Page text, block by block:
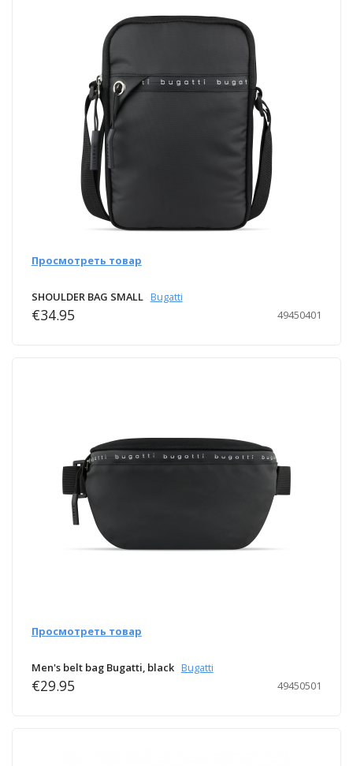
Просмотреть товар
SHOULDER BAG SMALL Bugatti
49450401
€34.95
Просмотреть товар
Men's belt bag Bugatti, black Bugatti
49450501
€29.95